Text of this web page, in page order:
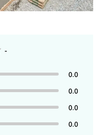
-
0.0
0.0
0.0
0.0